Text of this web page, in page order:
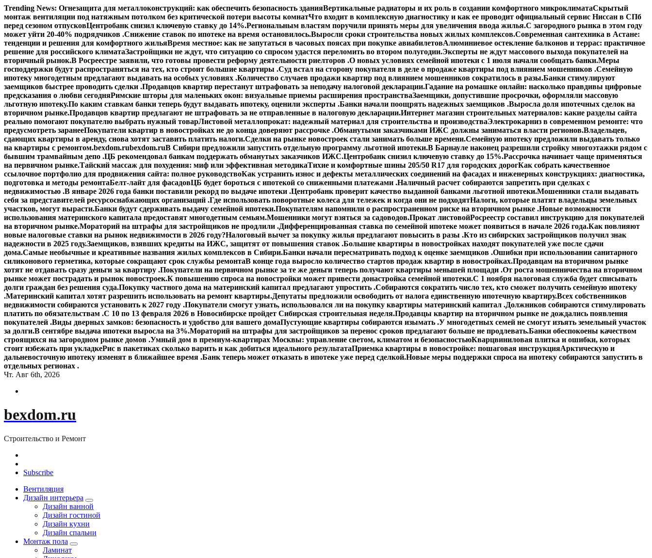
Перейти
к
содержимому
Trending News: Огнезащита для металлоконструкций: как обеспечить безопасность зданияВертикальные радиаторы и их роль в создании комфортного микроклиматаСкрытый
монтаж вентиляции под натяжным потолком без критической потери высоты комнатЧто входит в комплексную диагностику и как ее проводит официальный сервис Ниссан в СПб
перед сезоном отпусковЦентробанк снизил ключевую ставку до 14%.Региональным властям поручили принять меры для увеличения ввода жилья.С загородного рынка в этом году
может уйти 20-40% подрядчиков .Снижение ставок по ипотеке на время остановилось.Выросли сроки строительства новых жилых комплексов.Современная сантехника в Астане:
тенденции и решения для комфортного жильяВремя местное: как не запутаться в часовых поясах при покупке авиабилетовАлюминиевое остекление балконов и террас: практичное
решение для российского климатаЗастройщики не ждут, что ситуацию со спросом удастся переломить во втором полугодии.Эксперты не ждут массового выхода покупателей на
вторичный рынок.В Росреестре заявили, что готовы провести реформу деятельности риелторов .О новых условиях семейной ипотеки с 1 июля начали сообщать банки.Меры
господдержки будут распространяться на тех, кто строит большие квартиры .Суд встал на сторону покупателя в деле о продаже квартиры под влиянием мошенников .Семейную
ипотеку многодетным предлагают выдавать на особых условиях .Количество случаев продажи квартир под влиянием мошенников сократилось в разы.Банки стимулируют
заемщиков быстрее проводить сделки .Продавцов квартир перестанут штрафовать за неподачу налоговой декларации.Гадание на ромашке онлайн: насколько правдивы цифровые
предсказания о любви сегодняРимские шторы для маленьких окон: визуальные приемы расширения пространстваЗаемщики, допустившие просрочки, оформляли массовую
льготную ипотеку.По каким ставкам банки теперь будут выдавать ипотеку, оценили эксперты .Банки начали поощрять надежных заемщиков .Выросла доля ипотечных сделок на
вторичном рынке.Продавцов квартир предлагают не штрафовать за не отправленные в налоговую декларации.Интернет магазин строительных материалов: какие разделы сайта
реально помогают покупателю выбрать нужный товарЛистовой металлопрокат: надежный материал для строительства и производстваЭлектрокарниз в современном ремонте: что
предусмотреть заранееПокупатели квартир в новостройках не до конца доверяют рассрочке .Обманутыми заказчиками ИЖС должны заниматься власти регионов.Владельцев,
сдающих квартиры в аренду, снова хотят заставить платить налоги.Сделки на рынке новостроек стали занимать больше времени.Семейную ипотеку предложили выдавать только
на квартиры с ремонтом.bexdom.rubexdom.ruВ Сибири предложили запустить отдельную программу льготной ипотеки.В Барнауле наконец разрешили стройку многоэтажки рядом с
бывшим трамвайным депо .ЦБ рекомендовал банкам поддержать обманутых заказчиков ИЖС.Центробанк снизил ключевую ставку до 15%.Рассрочка начинает чаще применяться
на первичном рынке.Тайский массаж для похудения: миф или эффективная методикаТихие и комфортные шины 205/50 R17 для городских дорогКак собрать качественное
ссылочное портфолио для продвижения сайта: полное руководствоКак устранить износ и дефекты металлических соединений на фасадах и инженерных конструкциях: диагностика,
подготовка и методы ремонтаБелт-лайт для фасадовЦБ будет бороться с ипотекой со сниженными платежами .Наличный расчет собираются запретить при сделках с
недвижимостью .В январе 2026 года банки поставили рекорд по выдаче ипотеки .Центробанк проверит качество выданной банками льготной ипотеки.Мошенники стали выдавать
себя за представителей ресурсоснабжающих организаций .Где использовать поворотные колеса для тележек и когда они не подходятНалоги, которые платят владельцы земельных
участков, могут вырасти.Банки будут сдерживать выдачу семейной ипотеки.Покупателям напомнили о распространенном риске на вторичном рынке .Новые возможности
использования материнского капитала предоставят многодетным семьям.Мошенники могут взяться за садоводов.Прокат листовойРосреестр составил инструкцию для покупателей
на вторичном рынке.Мораторий на штрафы для застройщиков не продлили .Дифференцированная ставка по семейной ипотеке может появиться в начале 2026 года.Как повлияют
новые налоговые ставки на рынок недвижимости в 2026 году?Налоговый вычет за покупку жилья предлагают повысить в разы .Кто из сибирских застройщиков получил знак
надежности в 2025 году.Заемщиков, взявших кредиты на ИЖС, защитят от повышения ставок .Большие квартиры в новостройках находят покупателей уже после сдачи
дома.Самые необычные и креативные названия жилых комплексов в Сибири.Банки начали пересматривать подход к оценке заемщиков .Ошибки при использовании санитарного
силиконового герметика, которые сокращают срок службы ремонтаВ конце года выросло количество стартов продаж квартир в новостройках.Продавцам на вторичном рынке
хотят не отдавать сразу деньги за квартиру .Покупатели на первичном рынке за те же деньги теперь получают квартиры меньшей площади .От роста мошенничества на вторичном
рынке может пострадать и рынок новостроек.К повышению спроса на новостройки может привести донастройка семейной ипотеки.С 1 ноября налоговая служба будет списывать
долги граждан без решения суда.Покупку частного дома на материнский капитал предлагают упростить .Собираются сократить число тех, кто сможет получить семейную ипотеку
.Материнский капитал хотят разрешить использовать на ремонт квартиры.Депутаты предложили освободить от налога единственную ипотечную квартиру.Всех собственников
недвижимости собираются установить к 2027 году .Покупатели смогут узнать, использовался ли на покупку квартиры материнский капитал .Должников собираются стимулировать
платить по обязательствам .С 10 по 13 февраля 2026 в Новосибирске пройдет Сибирская строительная неделя.Продавцы квартир на вторичном рынке не дождались появления
покупателей .Виды дверных замков: безопасность и удобство для вашего домаПустующие квартиры собираются изымать .У многодетных семей не смогут изъять земельный участок
за долги.В сентябре выдача ипотеки выросла на 3%.Мораторий на штрафы для застройщиков за перенос сроков предлагают больше не продлевать.Банки обеспокоены качеством
строящихся на загородном рынке домов .Умный дом в премиум-квартирах Москвы: управление светом, климатом и безопасностьюКварцвиниловая плитка и ошибки, которых
стоит избежать при укладкеРис в пакетиках сколько варить и как добиться идеального результатаПриемка квартиры в новостройке: пошаговая инструкцияАрктическую и
дальневосточную ипотеку изменят в ближайшее время .Банк теперь может отказать в ипотеке уже перед сделкой.Новые меры поддержки спроса на ипотеку собираются запустить в
отдельных регионах .
Чт. Авг 6th, 2026
bexdom.ru
Строительство и Ремонт
Subscribe
Вентиляция
Дизайн интерьера
Дизайн ванной
Дизайн гостиной
Дизайн кухни
Дизайн спальни
Монтаж пола
Ламинат